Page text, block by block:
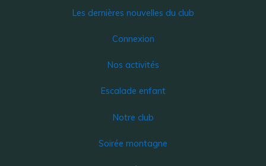
Les dernières nouvelles du club
Connexion
Nos activités
Escalade enfant
Notre club
Soirée montagne